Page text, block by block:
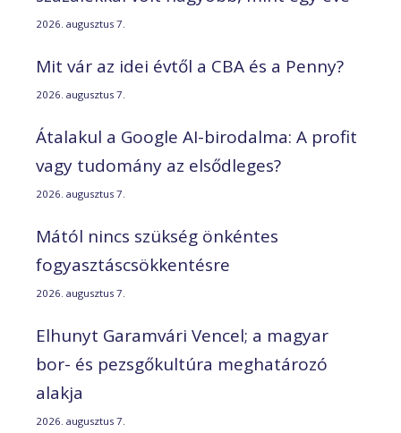
2026. augusztus 7.
Mit vár az idei évtől a CBA és a Penny?
2026. augusztus 7.
Átalakul a Google AI-birodalma: A profit
vagy tudomány az elsődleges?
2026. augusztus 7.
Mától nincs szükség önkéntes
fogyasztáscsökkentésre
2026. augusztus 7.
Elhunyt Garamvári Vencel; a magyar
bor- és pezsgőkultúra meghatározó
alakja
2026. augusztus 7.